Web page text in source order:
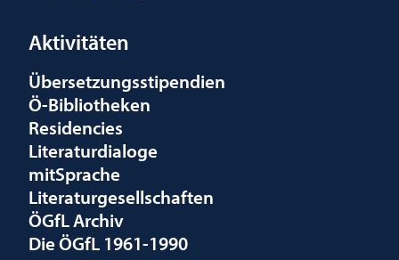
Aktivitäten
Übersetzungsstipendien
Ö-Bibliotheken
Residencies
Literaturdialoge
mitSprache
Literaturgesellschaften
ÖGfL Archiv
Die ÖGfL 1961-1990